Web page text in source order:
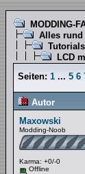
MODDING-
Alles rund
Tutorials
LCD
Seiten: 1 ... 5 6
Autor
Maxowski
Modding-Noob
Karma: +0/-0
Offline